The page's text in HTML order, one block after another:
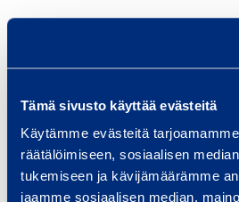
Tämä sivusto käyttää evästeitä
Käytämme evästeitä
räätälöimiseen, sosiaalisen
tukemiseen ja kävijämäärämme
jaamme sosiaalisen median,
Similar products
H
V